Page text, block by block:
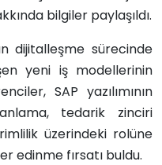
bilgiler paylaşıldı.
dijitalleşme sürecinde
yeni iş modellerinin
SAP yazılımının
tedarik zinciri
üzerindeki rolüne
edinme fırsatı buldu.